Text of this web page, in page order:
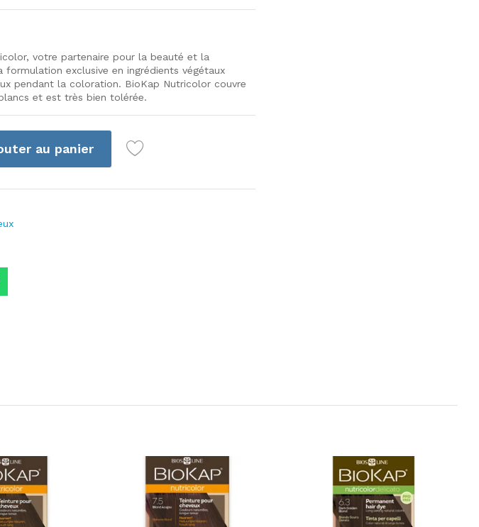
votre partenaire pour la beauté et la
formulation exclusive en ingrédients végétaux
pendant la coloration. BioKap Nutricolor couvre
et est très bien tolérée.
au panier